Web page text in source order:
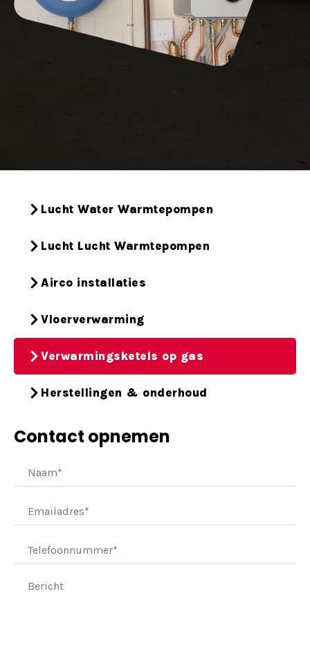
Lucht Water Warmtepompen
Lucht Lucht Warmtepompen
Airco installaties
Vloerverwarming
Verwarmingsketels op gas
Herstellingen & onderhoud
Contact opnemen